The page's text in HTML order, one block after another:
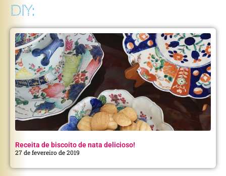
DIY:
Receita de biscoito de nata delicioso!
27 de fevereiro de 2019